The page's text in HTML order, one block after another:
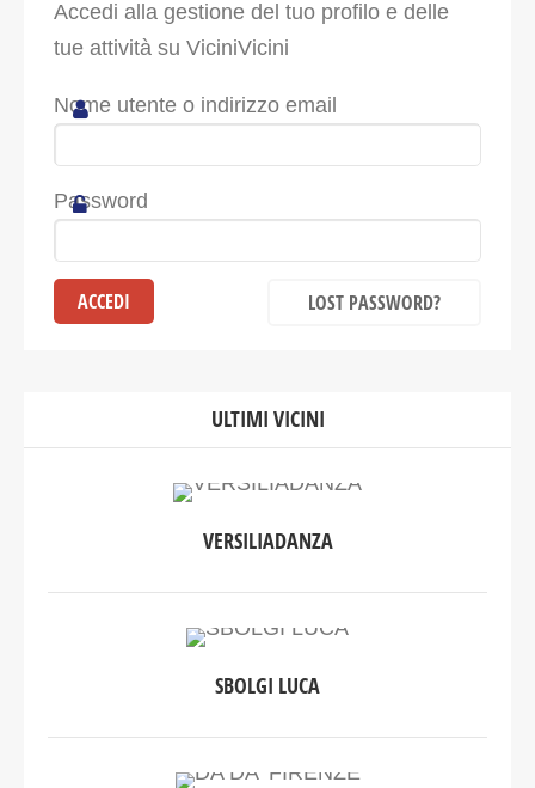
Accedi alla gestione del tuo profilo e delle
tue attività su ViciniVicini
Nome utente o indirizzo email
Password
LOST PASSWORD?
ULTIMI VICINI
VERSILIADANZA
SBOLGI LUCA